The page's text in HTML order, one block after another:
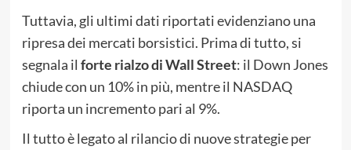
Tuttavia, gli ultimi dati riportati evidenziano una
ripresa dei mercati borsistici. Prima di tutto, si
segnala il forte rialzo di Wall Street: il Down Jones
chiude con un 10% in più, mentre il NASDAQ
riporta un incremento pari al 9%.
Il tutto è legato al rilancio di nuove strategie per